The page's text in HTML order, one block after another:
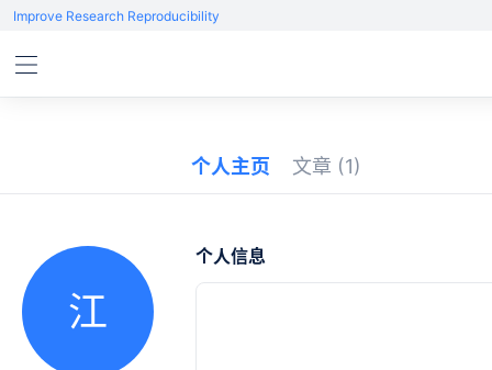
Improve Research Reproducibility
个人主页 文章 (1)
江
个人信息